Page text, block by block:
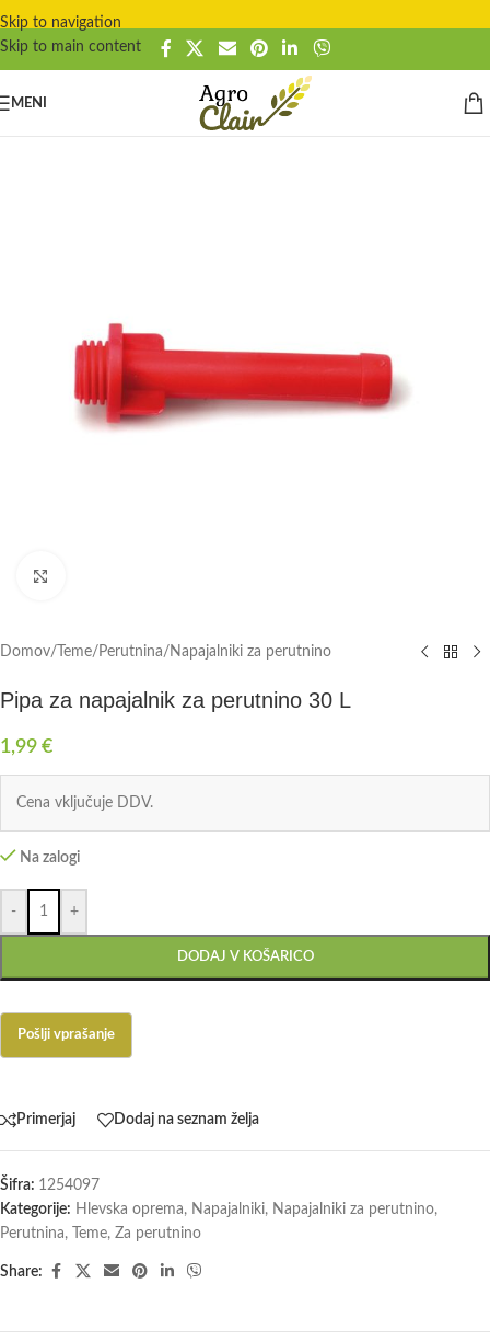
Skip to navigation
Skip to main content
MENI
Domov/ Teme/ Perutnina/ Napajalniki za perutnino
Pipa za napajalnik za perutnino 30 L
1,99 €
Cena vključuje DDV.
Na zalogi
- +
DODAJ V KOŠARICO
Primerjaj Dodaj na seznam želja
Šifra: 1254097
Kategorije: Hlevska oprema, Napajalniki, Napajalniki za perutnino,
Perutnina, Teme, Za perutnino
Share: